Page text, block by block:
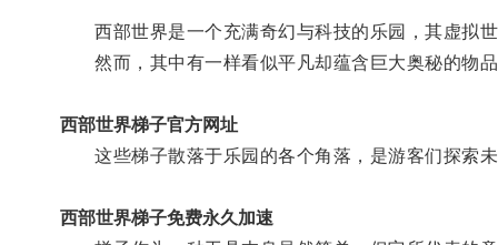
西部世界是一个充满奇幻与科技的乐园，其虚拟世
然而，其中有一样看似平凡却蕴含巨大奥秘的物
西部世界梯子官方网址
这些梯子散落于乐园的各个角落，是游客们探索未
西部世界梯子免费永久加速